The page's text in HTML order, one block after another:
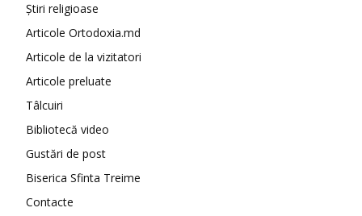
Știri religioase
Articole Ortodoxia.md
Articole de la vizitatori
Articole preluate
Tâlcuiri
Bibliotecă video
Gustări de post
Biserica Sfinta Treime
Contacte